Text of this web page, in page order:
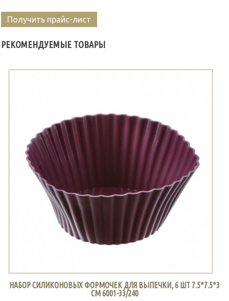
Получить прайс-лист
РЕКОМЕНДУЕМЫЕ ТОВАРЫ
НАБОР СИЛИКОНОВЫХ ФОРМОЧЕК ДЛЯ ВЫПЕЧКИ, 6 ШТ 7.5*7.5*3
СМ 6001-33/240